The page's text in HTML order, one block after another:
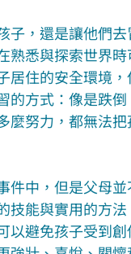
，還是讓他們
悉與探索世界
居住的安全環境
的方式：像是跌
努力，都無法
中，但是父母
技能與實用的方
避免孩子受到